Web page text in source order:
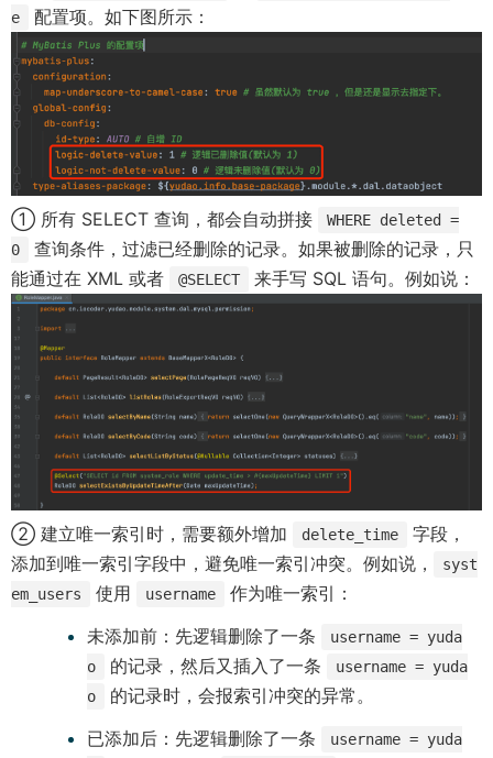
e
配置项。如下图所示：
① 所有 SELECT 查询，都会自动拼接
WHERE deleted =
0
查询条件，过滤已经删除的记录。如果被删除的记录，只
能通过在 XML 或者
@SELECT 来手写 SQL 语句。例如说：
② 建立唯一索引时，需要额外增加 delete_time
字段，
添加到唯一索引字段中，避免唯一索引冲突。例如说，
syst
em_users
使用 username
作为唯一索引：
未添加前：先逻辑删除了一条
username = yuda
o
的记录，然后又插入了一条
username = yuda
o
的记录时，会报索引冲突的异常。
已添加后：先逻辑删除了一条
username = yuda